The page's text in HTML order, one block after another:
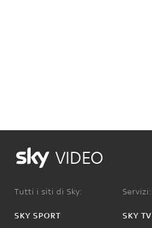
VIDEO
Tutti i siti di Sky:
SKY SPORT
Servizi:
SKY TV